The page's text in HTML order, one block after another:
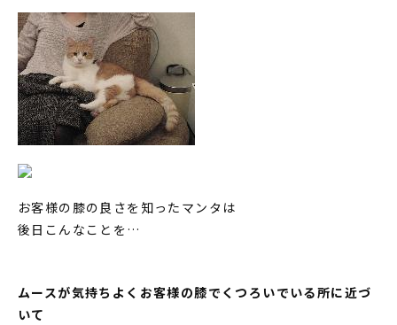
お客様の膝の良さを知ったマンタは
後日こんなことを…
ムースが気持ちよくお客様の膝でくつろいでいる所に近づ
いて